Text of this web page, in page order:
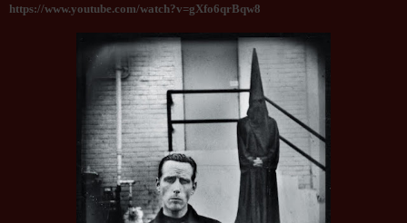
https://www.youtube.com/watch?v=gXfo6qrBqw8